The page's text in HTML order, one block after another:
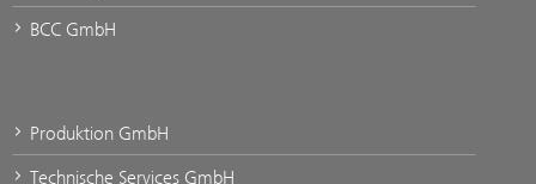
BCC GmbH
Produktion GmbH
Technische Services GmbH